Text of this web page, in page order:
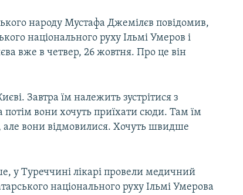
народу Мустафа Джемілєв повідомив,
національного руху Ільмі Умеров і
вже в четвер, 26 жовтня. Про це він
Завтра їм належить зустрітися з
вони хочуть приїхати сюди. Там їм
але вони відмовилися. Хочуть швидше
у Туреччині лікарі провели медичний
національного руху Ільмі Умерова